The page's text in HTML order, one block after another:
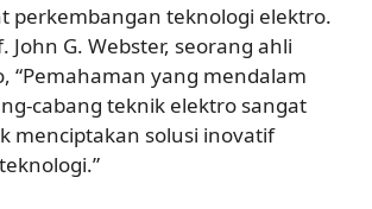
perkembangan teknologi elektro.
John G. Webster, seorang ahli
“Pemahaman yang mendalam
cabang teknik elektro sangat
menciptakan solusi inovatif